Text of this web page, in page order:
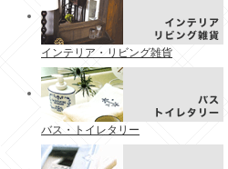
インテリア・リビング雑貨
バス・トイレタリー